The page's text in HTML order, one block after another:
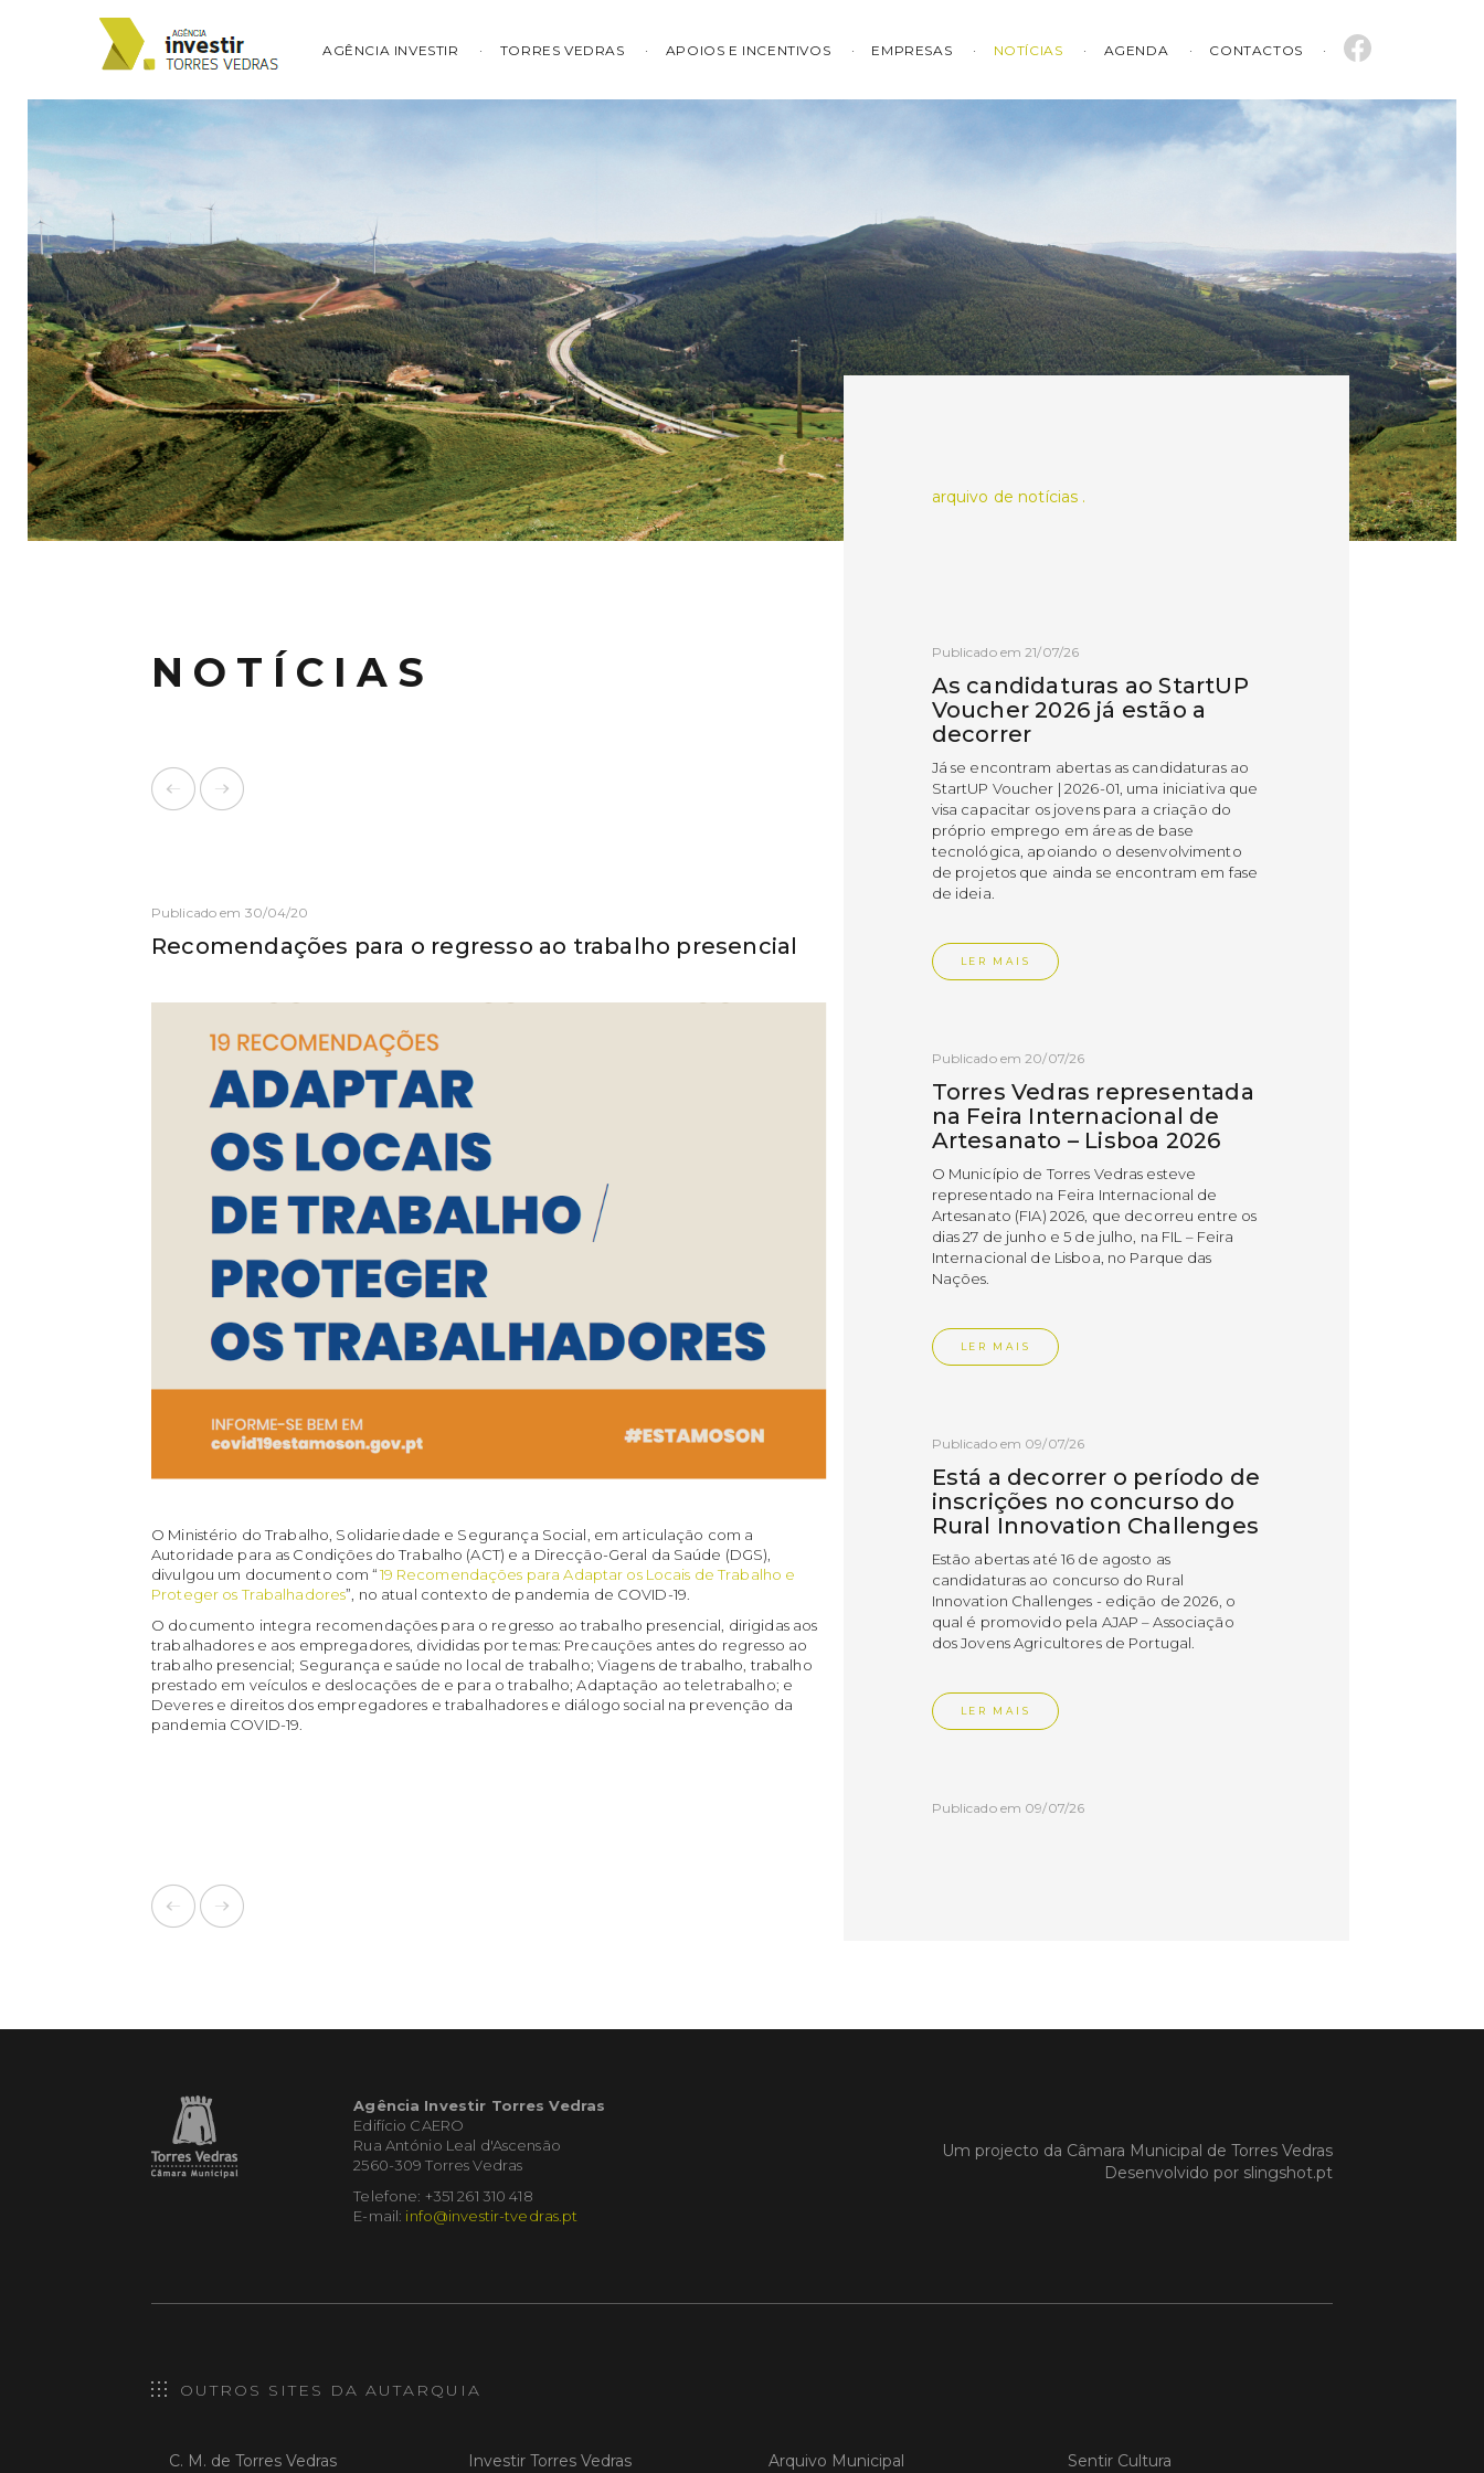
AGÊNCIA INVESTIR TORRES VEDRAS APOIOS E INCENTIVOS EMPRESAS NOTÍCIAS AGENDA CONTACTOS
NOTÍCIAS
Publicado em 30/04/20
Recomendações para o regresso ao trabalho presencial
O Ministério do Trabalho, Solidariedade e Segurança Social, em articulação com a
Autoridade para as Condições do Trabalho (ACT) e a Direcção-Geral da Saúde (DGS),
divulgou um documento com “19 Recomendações para Adaptar os Locais de Trabalho e
Proteger os Trabalhadores”, no atual contexto de pandemia de COVID-19.
O documento integra recomendações para o regresso ao trabalho presencial, dirigidas aos
trabalhadores e aos empregadores, divididas por temas: Precauções antes do regresso ao
trabalho presencial; Segurança e saúde no local de trabalho; Viagens de trabalho, trabalho
prestado em veículos e deslocações de e para o trabalho; Adaptação ao teletrabalho; e
Deveres e direitos dos empregadores e trabalhadores e diálogo social na prevenção da
pandemia COVID-19.
arquivo de notícias .
Publicado em 21/07/26
As candidaturas ao StartUP
Voucher 2026 já estão a
decorrer
Já se encontram abertas as candidaturas ao
StartUP Voucher | 2026-01, uma iniciativa que
visa capacitar os jovens para a criação do
próprio emprego em áreas de base
tecnológica, apoiando o desenvolvimento
de projetos que ainda se encontram em fase
de ideia.
LER MAIS
Publicado em 20/07/26
Torres Vedras representada
na Feira Internacional de
Artesanato – Lisboa 2026
O Município de Torres Vedras esteve
representado na Feira Internacional de
Artesanato (FIA) 2026, que decorreu entre os
dias 27 de junho e 5 de julho, na FIL – Feira
Internacional de Lisboa, no Parque das
Nações.
LER MAIS
Publicado em 09/07/26
Está a decorrer o período de
inscrições no concurso do
Rural Innovation Challenges
Estão abertas até 16 de agosto as
candidaturas ao concurso do Rural
Innovation Challenges - edição de 2026, o
qual é promovido pela AJAP – Associação
dos Jovens Agricultores de Portugal.
LER MAIS
Publicado em 09/07/26
que decorreu no Auditório Caixa Agrícola de
memorando de
claustro do Convento da Graça.
Agência Investir Torres Vedras
Edifício CAERO
Rua António Leal d'Ascensão
2560-309 Torres Vedras
Telefone: +351 261 310 418
E-mail: info@investir-tvedras.pt
Um projecto da Câmara Municipal de Torres Vedras
Desenvolvido por slingshot.pt
OUTROS SITES DA AUTARQUIA
C. M. de Torres Vedras Investir Torres Vedras Arquivo Municipal Sentir Cultura